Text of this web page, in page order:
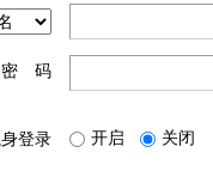
密 码
身登录 开启 关闭